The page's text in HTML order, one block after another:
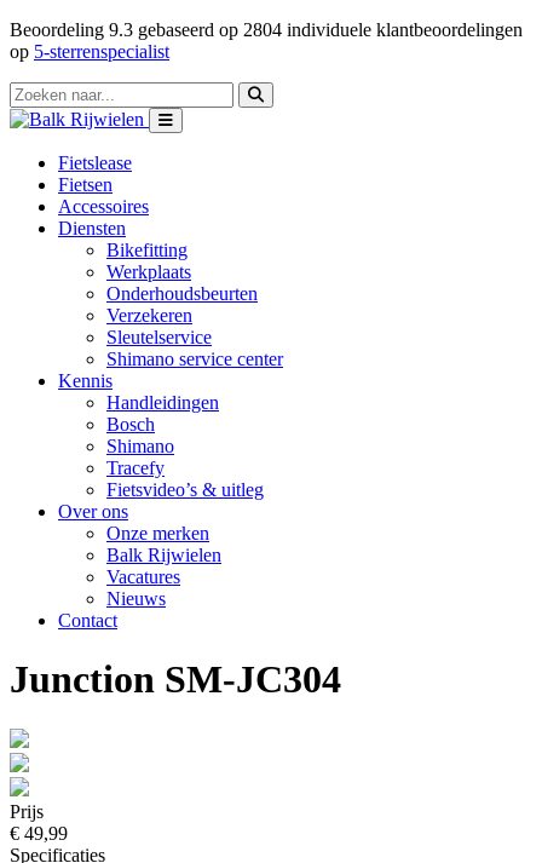
Beoordeling 9.3 gebaseerd op 2804 individuele klantbeoordelingen
op 5-sterrenspecialist
Fietslease
Fietsen
Accessoires
Diensten
Bikefitting
Werkplaats
Onderhoudsbeurten
Verzekeren
Sleutelservice
Shimano service center
Kennis
Handleidingen
Bosch
Shimano
Tracefy
Fietsvideo’s & uitleg
Over ons
Onze merken
Balk Rijwielen
Vacatures
Nieuws
Contact
Junction SM-JC304
Prijs
€ 49,99
Specificaties